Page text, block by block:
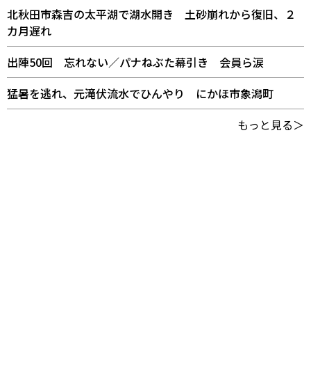
北秋田市森吉の太平湖で湖水開き 土砂崩れから復旧、２
カ月遅れ
出陣50回 忘れない／パナねぶた幕引き 会員ら涙
猛暑を逃れ、元滝伏流水でひんやり にかほ市象潟町
もっと見る＞